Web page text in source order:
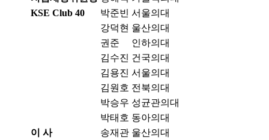
KSE Club 40
박준빈 서울의대
이 사
강덕현 울산의대
권준
인하의대
김수진 건국의대
김용진 서울의대
김원호 전북의대
박승우 성균관의대
박태호 동아의대
송재관 울산의대